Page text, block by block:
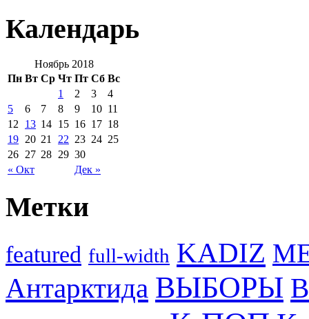
Календарь
Ноябрь 2018
Пн Вт Ср Чт Пт Сб Вс
« Окт Дек »
1 2 3
4
5
6 7 8 9 10 11
12
13 14 15 16 17 18
19 20 21 22 23 24 25
26 27 28 29 30
Метки
featured full-width KADIZ
Антарктида ВЫБОРЫ